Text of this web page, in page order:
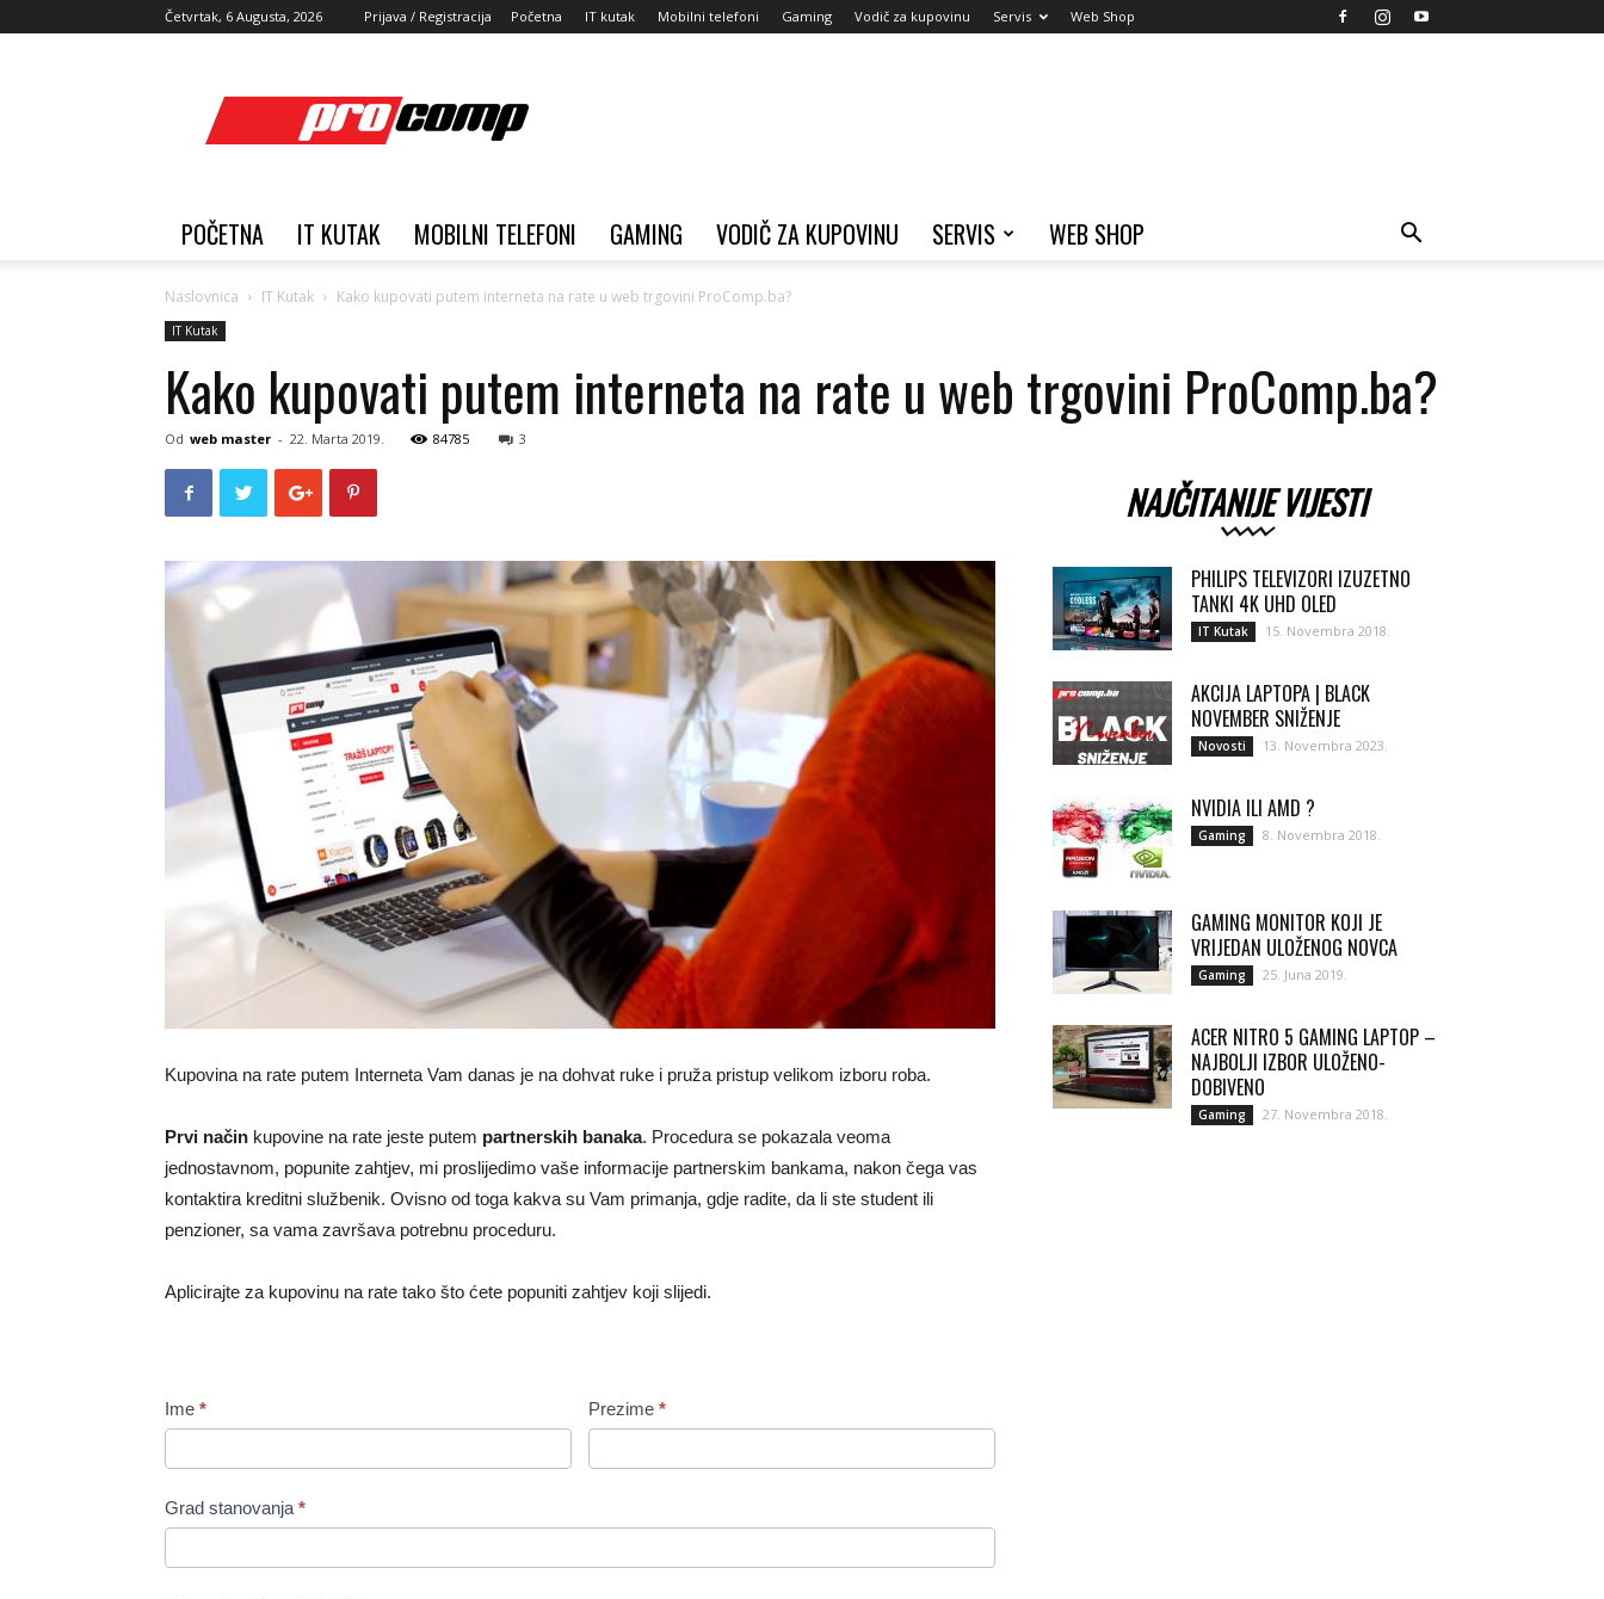
Četvrtak, 6 Augusta, 2026 Prijava / Registracija Početna IT kutak Mobilni telefoni Gaming Vodič za kupovinu Servis Web Shop
Blog
POČETNA IT KUTAK MOBILNI TELEFONI GAMING VODIČ ZA KUPOVINU SERVIS WEB SHOP
Naslovnica IT Kutak Kako kupovati putem interneta na rate u web trgovini ProComp.ba?
IT Kutak
Kako kupovati putem interneta na rate u web trgovini ProComp.ba?
Od web master - 22. Marta 2019. 84785 3
Kupovina na rate putem Interneta Vam danas je na dohvat ruke i pruža pristup velikom izboru roba.
Prvi način kupovine na rate jeste putem partnerskih banaka. Procedura se pokazala veoma
jednostavnom, popunite zahtjev, mi proslijedimo vaše informacije partnerskim bankama, nakon čega vas
kontaktira kreditni službenik. Ovisno od toga kakva su Vam primanja, gdje radite, da li ste student ili
penzioner, sa vama završava potrebnu proceduru.
Aplicirajte za kupovinu na rate tako što ćete popuniti zahtjev koji slijedi.
kupovinu
Ime * Prezime *
Grad stanovanja *
NAJČITANIJE VIJESTI
PHILIPS TELEVIZORI IZUZETNO
TANKI 4K UHD OLED
IT Kutak 15. Novembra 2018.
AKCIJA LAPTOPA | BLACK
NOVEMBER SNIŽENJE
Novosti 13. Novembra 2023.
NVIDIA ILI AMD ?
Gaming 8. Novembra 2018.
GAMING MONITOR KOJI JE
VRIJEDAN ULOŽENOG NOVCA
Gaming 25. Juna 2019.
ACER NITRO 5 GAMING LAPTOP –
NAJBOLJI IZBOR ULOŽENO-
DOBIVENO
Gaming 27. Novembra 2018.